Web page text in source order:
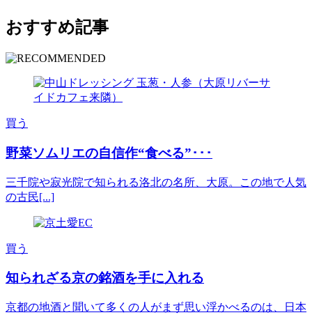
おすすめ記事
買う
野菜ソムリエの自信作“食べる”･･･
三千院や寂光院で知られる洛北の名所、大原。この地で人気
の古民[...]
買う
知られざる京の銘酒を手に入れる
京都の地酒と聞いて多くの人がまず思い浮かべるのは、日本